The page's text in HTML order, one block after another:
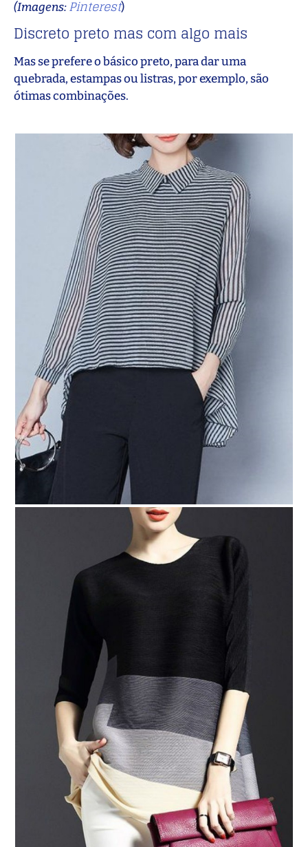
(Imagens:Pinterest)
Discreto preto mas com algo mais
Mas se prefere o básico preto, para dar uma
quebrada, estampas ou listras, por exemplo, são
ótimas combinações.